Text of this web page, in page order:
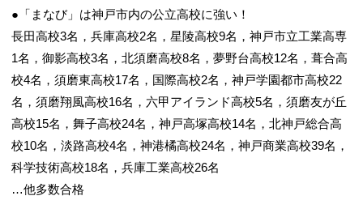
●「まなび」は神戸市内の公立高校に強い！
長田高校3名，兵庫高校2名，星陵高校9名，神戸市立工業高専
1名，御影高校3名，北須磨高校8名，夢野台高校12名，葺合高
校4名，須磨東高校17名，国際高校2名，神戸学園都市高校22
名，須磨翔風高校16名，六甲アイランド高校5名，須磨友が丘
高校15名，舞子高校24名，神戸高塚高校14名，北神戸総合高
校10名，淡路高校4名，神港橘高校24名，神戸商業高校39名，
科学技術高校18名，兵庫工業高校26名
…他多数合格